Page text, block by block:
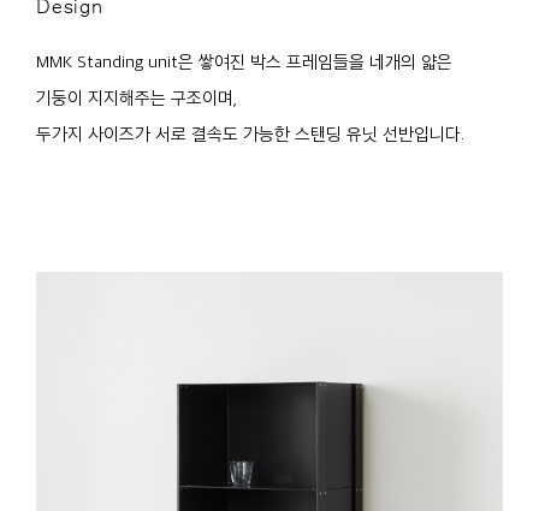
Design
MMK Standing unit은 쌓여진 박스 프레임들을 네개의 얇은
기둥이 지지해주는 구조이며,
두가지 사이즈가 서로 결속도 가능한 스탠딩 유닛 선반입니다.